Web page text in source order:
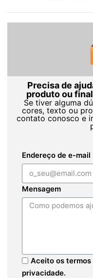
Precisa de
produto ou
Se tiver alguma
cores, texto ou
contato conosco e
Endereço de e-mail
Mensagem
Aceito os
privacidade.